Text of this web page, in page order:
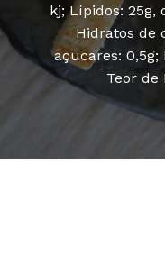
kj; Lípidos: 25g,
Hidratos de
açucares: 0,5g;
Teor de